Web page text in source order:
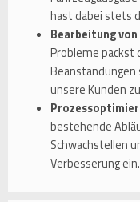
hast dabei stets
Bearbeitung
Probleme packst
unsere Kunden
bestehende
Schwachstellen
Verbesserung ein.